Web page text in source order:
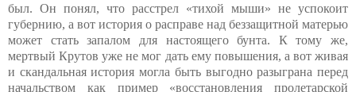
был. Он понял, что расстрел «тихой мыши» не успокоит
губернию, а вот история о расправе над беззащитной матерью
может стать запалом для настоящего бунта. К тому же,
мертвый Крутов уже не мог дать ему повышения, а вот живая
и скандальная история могла быть выгодно разыграна перед
начальством как пример «восстановления пролетарской